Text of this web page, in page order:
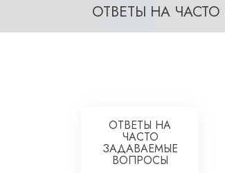
ОТВЕТЫ НА
ОТВЕТЫ НА
ЧАСТО
ЗАДАВАЕМЫЕ
ВОПРОСЫ